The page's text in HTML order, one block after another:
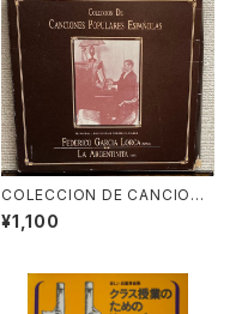
COLECCION DE CANCIONE
S POPULARES ESPAÑOLAS
【演奏者：FEDERICO GARCIA
¥1,100